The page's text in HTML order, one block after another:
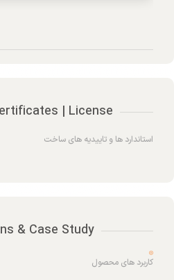
| License
استاندارد ها و تاییدیه های ساخت
& Case Study
کاربرد های محصول